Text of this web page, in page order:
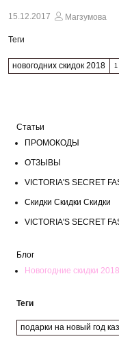
15.12.2017 Магзумова
Теги
новогодних скидок 2018 1
Статьи
ПРОМОКОДЫ
ОТЗЫВЫ
VICTORIA'S SECRET
Скидки Скидки Скидки
VICTORIA'S SECRET
Блог
Новогодние скидки 2018
Теги
подарки на новый год